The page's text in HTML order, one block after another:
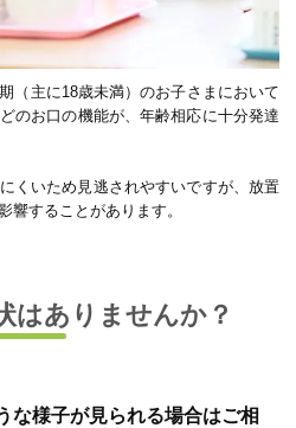
（主に18歳未満）のお子さまにおいて
どのお口の機能が、年齢相応に十分発達
くいため見逃されやすいですが、放置
響することがあります。
はありませんか？
な様子が見られる場合はご相